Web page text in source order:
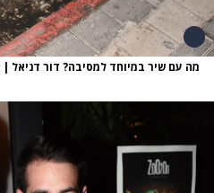
מה עם שיר במיוחד למסיבה? דור דניאל |